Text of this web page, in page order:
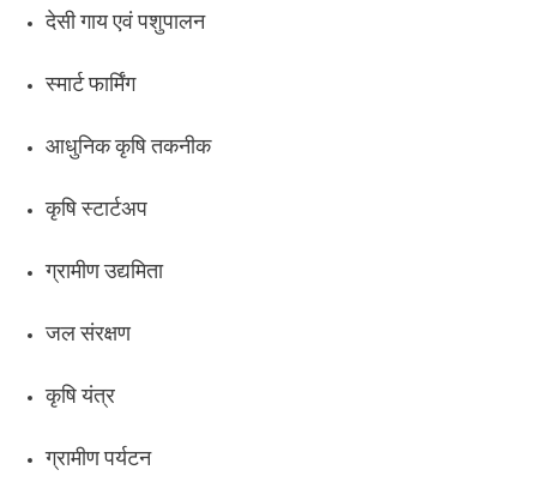
देसी गाय एवं पशुपालन
स्मार्ट फार्मिंग
आधुनिक कृषि तकनीक
कृषि स्टार्टअप
ग्रामीण उद्यमिता
जल संरक्षण
कृषि यंत्र
ग्रामीण पर्यटन